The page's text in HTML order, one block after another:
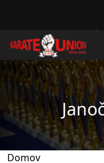
Domov